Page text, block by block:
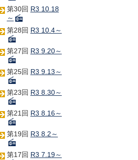
第30回 R3 10.18
～
第28回 R3 10.4～
第27回 R3 9.20～
第25回 R3 9.13～
第23回 R3 8.30～
第21回 R3 8.16～
第19回 R3 8.2～
第17回 R3 7.19～